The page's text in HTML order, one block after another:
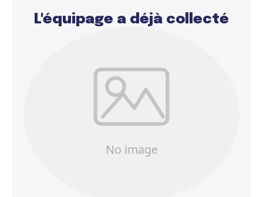
L'équipage a déjà collecté